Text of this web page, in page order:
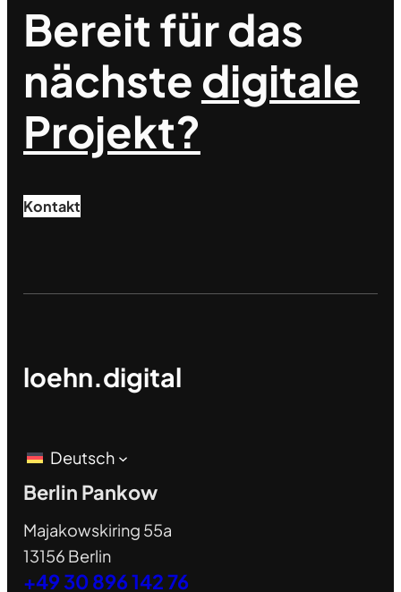
Bereit für das
nächstedigitale
Projekt?
Kontakt
loehn.digital
Deutsch
Berlin Pankow
Majakowskiring 55a
13156 Berlin
+49 30 896 142 76